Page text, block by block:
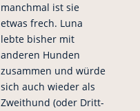
manchmal ist sie
etwas frech. Luna
lebte bisher mit
anderen Hunden
zusammen und würde
sich auch wieder als
Zweithund (oder Dritt-